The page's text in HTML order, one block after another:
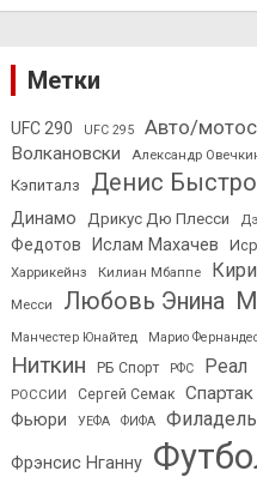
Метки
UFC 290 UFC 295 Авто/
Волкановски
Александр
Кэпиталз
Денис
Динамо Дрикус Дю Плесси
Федотов
Ислам Махачев
Харрикейнз
Килиан Мбаппе
Месси
Любовь Энина
Манчестер Юнайтед Марио
Ниткин
РБ Спорт РФС Реал
РОССИИ
Сергей Семак Спартак
Фьюри
УЕФА ФИФА
Фрэнсис Нганну